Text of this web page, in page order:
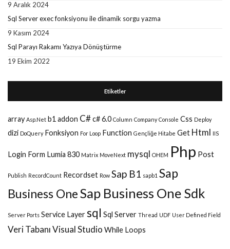
9 Aralık 2024
Sql Server exec fonksiyonu ile dinamik sorgu yazma
9 Kasım 2024
Sql Parayı Rakamı Yazıya Dönüştürme
19 Ekim 2022
Etiketler
array Asp.Net b1 addon C#c# 6.0 Column Company Console Css Deploy
dizi DoQuery Fonksiyon For Loop Function Gençliğe Hitabe Get Html IIS
Login Form Lumia 830 Matrix MoveNext mysql OHEM Php Post
Publish RecordCount Recordset Row Sap B1 sapb1 Sap
Business OneSap Business One Sdk
Server Ports Service Layersql Sql Server Thread UDF User Defined Field
Veri TabanıVisual Studio While Loops